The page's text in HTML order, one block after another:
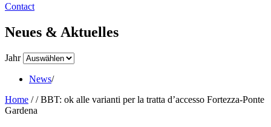
Contact
Neues & Aktuelles
Jahr
News/
Home //BBT: ok alle varianti per la tratta d’accesso Fortezza-Ponte
Gardena